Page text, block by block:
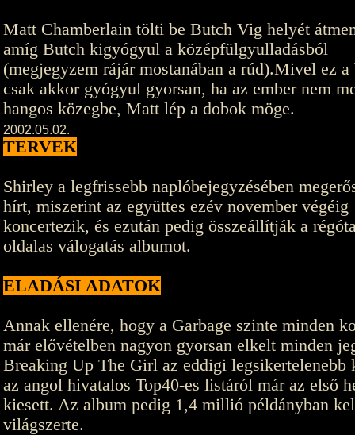
Matt Chamberlain tölti be Butch Vig helyét
amíg Butch kigyógyul a középfülgyulladásból
(megjegyzem rájár mostanában a rúd).Mivel ez a
csak akkor gyógyul gyorsan, ha az ember nem
hangos közegbe, Matt lép a dobok möge.
2002.05.02.
TERVEK
Shirley a legfrissebb naplóbejegyzésében
hírt, miszerint az együttes ezév november végéig
koncertezik, és ezután pedig összeállítják a
oldalas válogatás albumot.
ELADÁSI ADATOK
Annak ellenére, hogy a Garbage szinte minden
már elővételben nagyon gyorsan elkelt minden
Breaking Up The Girl az eddigi legsikertelenebb
az angol hivatalos Top40-es listáról már az első
kiesett. Az album pedig 1,4 millió példányban
világszerte.